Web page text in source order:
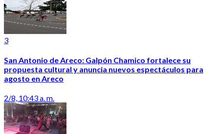
3
San Antonio de Areco: Galpón Chamico fortalece su
propuesta cultural y anuncia nuevos espectáculos para
agosto en Areco
2/8, 10:43 a. m.